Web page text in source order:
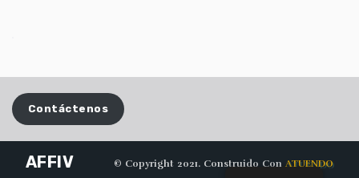
Contáctenos
AFFIV © Copyright 2021. Construido Con ATUENDO